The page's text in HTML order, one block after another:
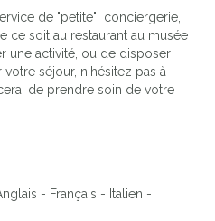
de "petite" conciergerie,
ce soit au restaurant au musée
une activité, ou de disposer
séjour, n'hésitez pas à
de prendre soin de votre
- Français - Italien -